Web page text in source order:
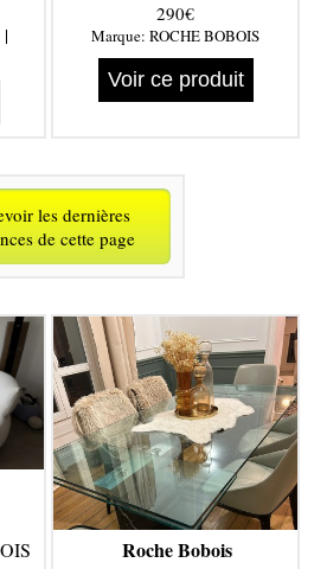
|
290€
Marque: ROCHE BOBOIS
Voir ce produit
les dernières
de cette page
Roche Bobois